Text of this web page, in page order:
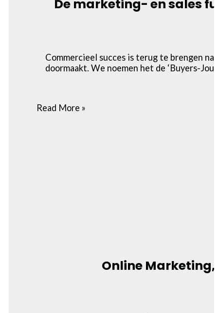
De marketing- en sales
Commercieel succes is terug te brengen
doormaakt. We noemen het de ‘Buyers-
Read More »
Online